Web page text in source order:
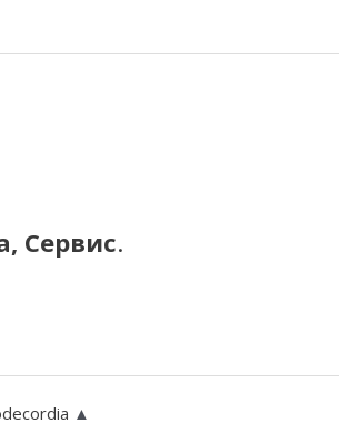
Сервис.
▲